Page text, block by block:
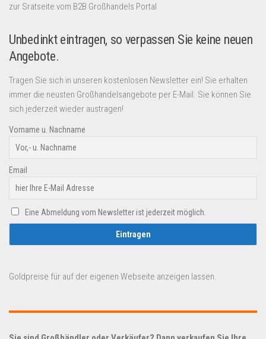
zur Sratseite vom B2B Großhandels Portal
Unbedinkt eintragen, so verpassen Sie keine neuen
Angebote.
Tragen Sie sich in unseren kostenlosen Newsletter ein! Sie erhalten
immer die neusten Großhandelsangebote per E-Mail. Sie können Sie
sich jederzeit wieder austragen!
Vorname u. Nachname
Email
Eine Abmeldung vom Newsletter ist jederzeit möglich.
Goldpreise für auf der eigenen Webseite anzeigen lassen.